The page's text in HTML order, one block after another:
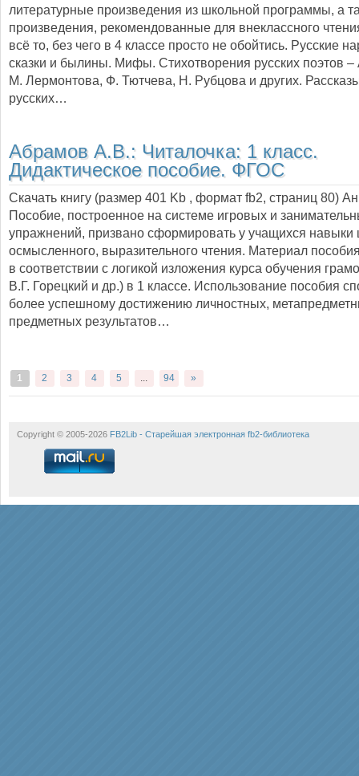
литературные произведения из школьной программы, а
произведения, рекомендованные для внеклассного
всё то, без чего в 4 классе просто не обойтись. Русские
сказки и былины. Мифы. Стихотворения русских поэтов
М. Лермонтова, Ф. Тютчева, Н. Рубцова и других.
русских…
Абрамов А.В.: Читалочка: 1 класс.
Дидактическое пособие. ФГОС
Скачать книгу (размер 401 Kb , формат fb2, страниц 80)
Пособие, построенное на системе игровых и
упражнений, призвано сформировать у учащихся навыки
осмысленного, выразительного чтения. Материал
в соответствии с логикой изложения курса обучения
В.Г. Горецкий и др.) в 1 классе. Использование пособия
более успешному достижению личностных,
предметных результатов…
1 2 3 4 5 ... 94 »
Copyright © 2005-2026 FB2Lib - Старейшая электронная fb2-библиотека